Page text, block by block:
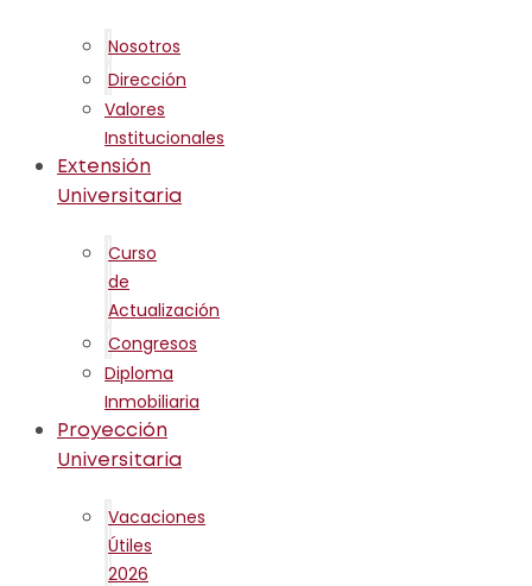
Nosotros
Dirección
Valores
Institucionales
Extensión
Universitaria
Curso
de
Actualización
Congresos
Diploma
Inmobiliaria
Proyección
Universitaria
Vacaciones
Útiles
2026